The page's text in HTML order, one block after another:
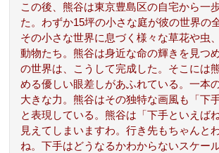
この後、熊谷は東京豊島区の自宅から一
た。わずか15坪の小さな庭が彼の世界の
その小さな世界に息づく様々な草花や虫
動物たち。熊谷は身近な命の輝きを見つ
の世界は、こうして完成した。そこには
める優しい眼差しがあふれている。一本
大きな力。熊谷はその独特な画風も「下
と表現している。熊谷は「下手といえば
見えてしまいますわ。行き先もちゃんと
ね。下手はどうなるかわからないスケー